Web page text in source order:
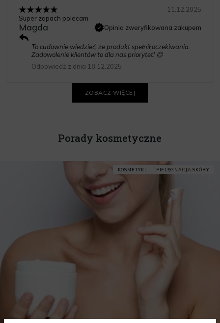
11.12.2025
Super zapach polecam
Magda Opinia zweryfikowana zakupem
To cudownie wiedzieć, że produkt spełnił oczekiwania.
Zadowolenie klientów to dla nas priorytet! 😊
Odpowiedź z dnia 18.12.2025
ZOBACZ WIĘCEJ
Porady kosmetyczne
KOSMETYKI PIELĘGNACJA SKÓRY